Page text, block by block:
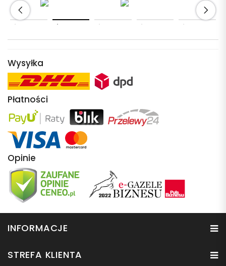
Wysyłka
Płatności
Opinie
INFORMACJE
STREFA KLIENTA